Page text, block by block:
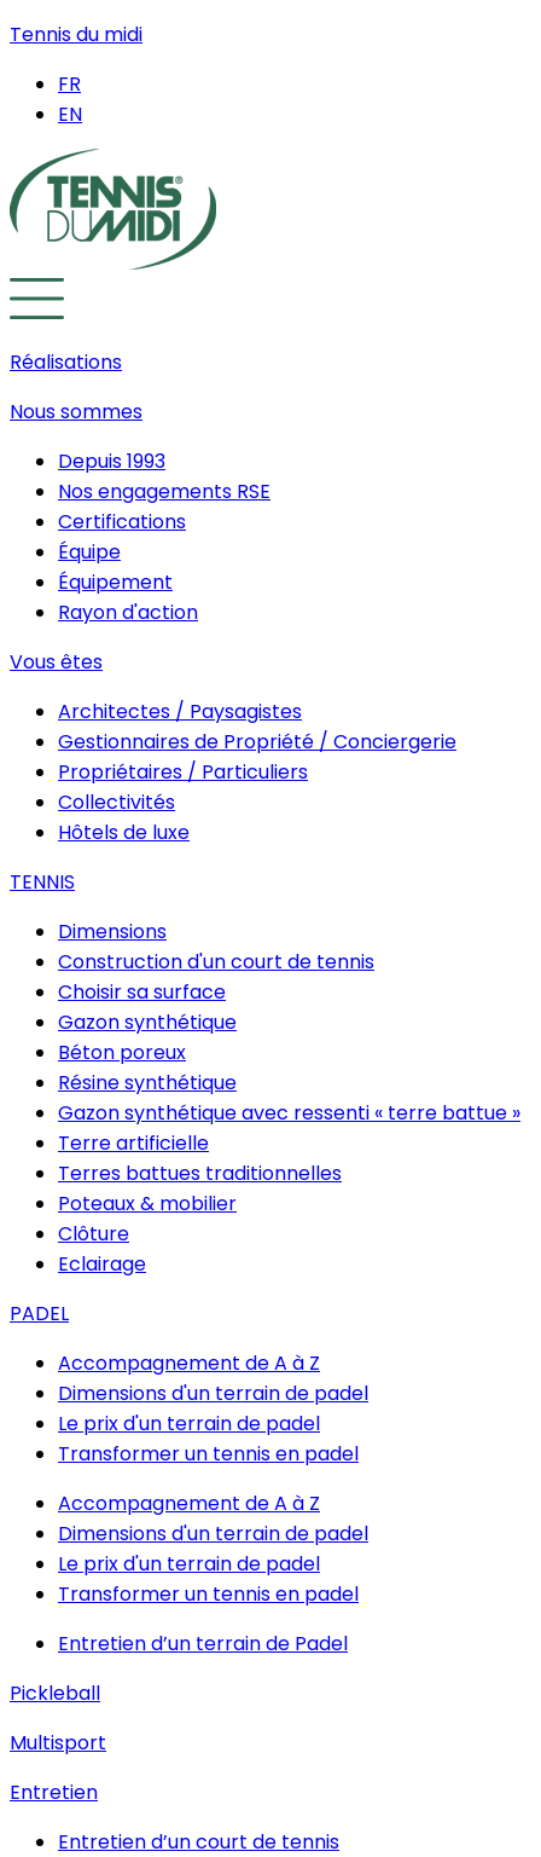
Tennis du midi
FR
EN
Réalisations
Nous sommes
Depuis 1993
Nos engagements RSE
Certifications
Équipe
Équipement
Rayon d'action
Vous êtes
Architectes / Paysagistes
Gestionnaires de Propriété / Conciergerie
Propriétaires / Particuliers
Collectivités
Hôtels de luxe
TENNIS
Dimensions
Construction d'un court de tennis
Choisir sa surface
Gazon synthétique
Béton poreux
Résine synthétique
Gazon synthétique avec ressenti « terre battue »
Terre artificielle
Terres battues traditionnelles
Poteaux & mobilier
Clôture
Eclairage
PADEL
Accompagnement de A à Z
Dimensions d'un terrain de padel
Le prix d'un terrain de padel
Transformer un tennis en padel
Accompagnement de A à Z
Dimensions d'un terrain de padel
Le prix d'un terrain de padel
Transformer un tennis en padel
Entretien d’un terrain de Padel
Pickleball
Multisport
Entretien
Entretien d’un court de tennis